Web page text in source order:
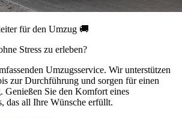
für den Umzug 🚚
Stress zu erleben?
Umzugsservice. Wir unterstützen
zur Durchführung und sorgen für einen
Genießen Sie den Komfort eines
das all Ihre Wünsche erfüllt.